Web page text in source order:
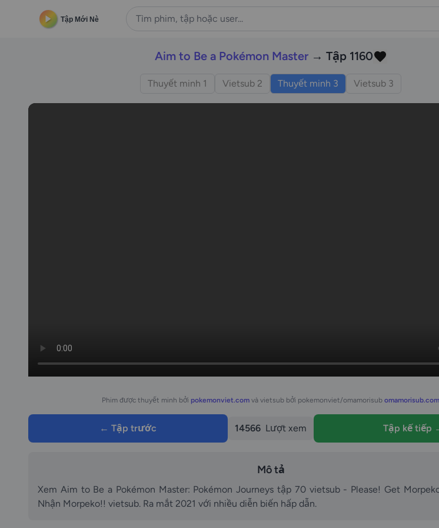
Tập Mới Nè
Aim to Be a Pokémon Master→ Tập 1160
Thuyết minh 1 Vietsub 2 Thuyết minh 3 Vietsub 3
Phim được thuyết minh bởi pokemonviet.com và vietsub bởi pokemonviet/omamorisub omamorisub.com
← Tập trước 14566 Lượt xem Tập kế tiếp
Mô tả
Xem Aim to Be a Pokémon Master: Pokémon Journeys tập 70 vietsub - Please! Get
Nhận Morpeko!! vietsub. Ra mắt 2021 với nhiều diễn biến hấp dẫn.